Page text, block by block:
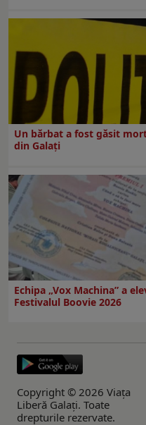
Un bărbat a fost găsit
din Galați
Echipa „Vox Machina” a
Festivalul Boovie 2026
Copyright © 2026 Viaţa
Liberă Galaţi. Toate
drepturile rezervate.